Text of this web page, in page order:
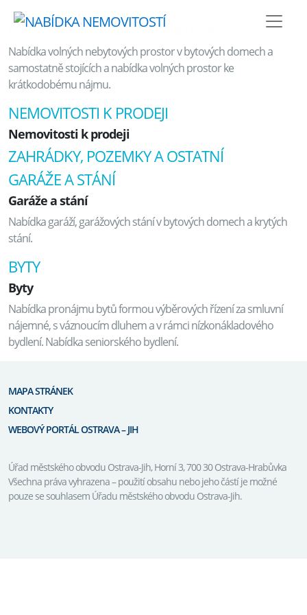
NEBYTOVÉ PROSTORY
Nebytové prostory a krátkodobý nájem
Nabídka volných nebytových prostor v bytových domech a
samostatně stojících a nabídka volných prostor ke
krátkodobému nájmu.
NEMOVITOSTI K PRODEJI
Nemovitosti k prodeji
ZAHRÁDKY, POZEMKY A OSTATNÍ
GARÁŽE A STÁNÍ
Garáže a stání
Nabídka garáží, garážových stání v bytových domech a krytých
stání.
BYTY
Byty
Nabídka pronájmu bytů formou výběrových řízení za smluvní
nájemné, s váznoucím dluhem a v rámci nízkonákladového
bydlení. Nabídka seniorského bydlení.
Úřad městského obvodu Ostrava-Jih, Horní 3, 700 30 Ostrava-Hrabůvka
Všechna práva vyhrazena – použití obsahu nebo jeho částí je možné
pouze se souhlasem Úřadu městského obvodu Ostrava-Jih.
MAPA STRÁNEK
KONTAKTY
WEBOVÝ PORTÁL OSTRAVA – JIH